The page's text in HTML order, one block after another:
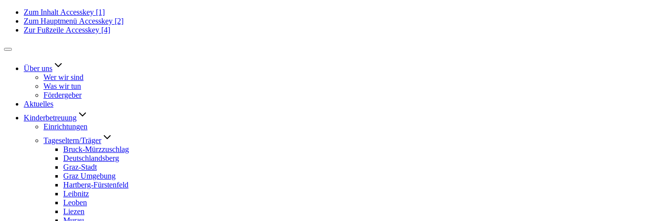
Zum Inhalt Accesskey [1]
Zum Hauptmenü Accesskey [2]
Zur Fußzeile Accesskey [4]
Über uns
Wer wir sind
Was wir tun
Fördergeber
Aktuelles
Kinderbetreuung
Einrichtungen
Tageseltern/Träger
Bruck-Mürzzuschlag
Deutschlandsberg
Graz-Stadt
Graz Umgebung
Hartberg-Fürstenfeld
Leibnitz
Leoben
Liezen